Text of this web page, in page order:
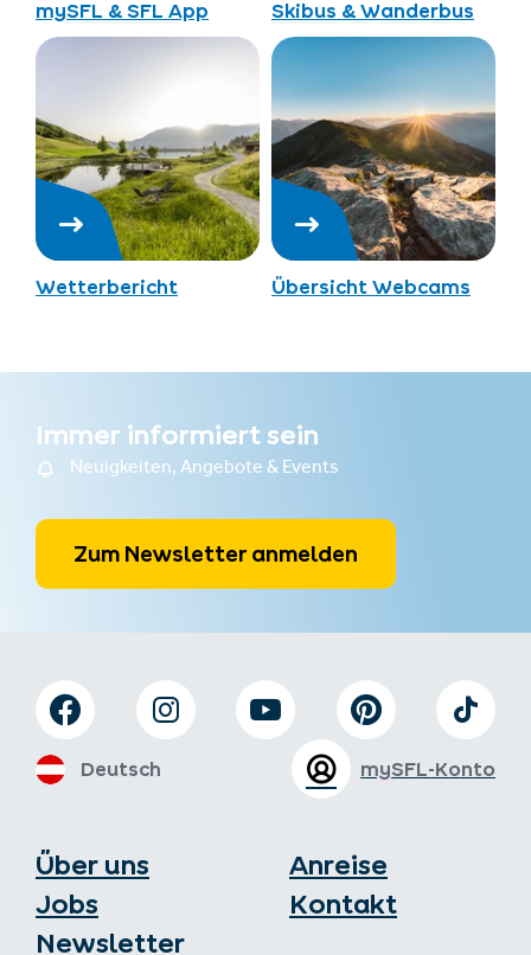
mySFL & SFL App Skibus & Wanderbus
Wetterbericht Übersicht Webcams
Immer informiert sein
Neuigkeiten, Angebote & Events
Zum Newsletter anmelden
Über uns
Jobs
Newsletter
Anreise
Kontakt
mySFL-Konto
Deutsch